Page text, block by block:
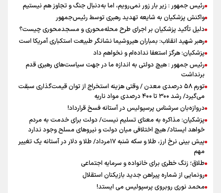
رئیس جمهور : زیر بار زور نمی‌رویم، اما به‌دنبال جنگ و تجاوز هم نیستیم
واکنش پزشکیان به شایعه تهدید رهبری توسط رئیس‌جمهور
دلیل تأکید پزشکیان بر اجرای طرح محله‌محوری و مسجدمحوری چیست؟
رهبر شهید انقلاب: بمباران هیروشیما نشانگر طبیعت استکباری آمریکا است
پزشکیان: هرگز استعفا نداده‌ام و نخواهم داد
رئیس جمهور : هیچ دولتی به اندازه ما در جهت سیاست‌های رهبری قدم
برنداشت
تورم ۵۸ درصدی معدن / وقتی هزینه استخراج از توان قیمت‌گذاری سبقت
می‌گیرد/ رشد ۳۰۰ تا ۴۰۰ درصدی مواد ناریه
دروازه‌بان سرشناس پرسپولیس در آستانه فسخ قرارداد!
پزشکیان: مذاکره به معنای تسلیم نیست/ دولت برای خدمت به مردم
خواهد ایستاد/ هیچ اختلافی میان دولت و نیروهای مسلح وجود ندارد
پیش بینی نرخ ارز، طلا و سکه شنبه ۱۷مرداد/ طلا و دلار در آستانه یک تغییر
مهم
طلاق؛ زنگ خطری برای خانواده و سرمایه اجتماعی
رونمایی از شماره پیراهن جدید بازیکنان استقلال
محمد نوری روبروی پرسپولیس می ایستد!